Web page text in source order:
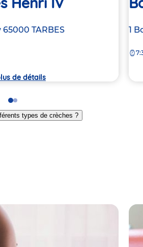
65000 TARBES
de détails
la
1
Go
to
slide
Go
to
slidetypes de crèches ?